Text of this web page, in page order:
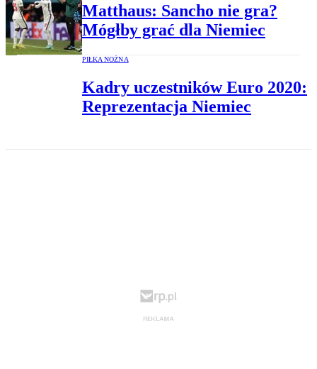
Matthaus: Sancho nie gra?
Mógłby grać dla Niemiec
PIŁKA NOŻNA
Kadry uczestników Euro 2020:
Reprezentacja Niemiec